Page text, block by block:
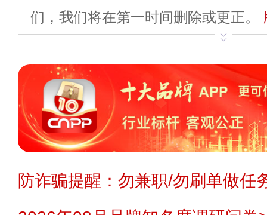
们，我们将在第一时间删除或更正。
平台自有内容（文字
标、LOGO 等）知识产权归本站所
复制、转载、商用。本站不生产产
不代理、不招商、不提供中介服务。
持投资购买的观点或意见，页面信息
提交说明： 快速提交发布>> 提交品
防诈骗提醒：勿兼职/勿刷单做任